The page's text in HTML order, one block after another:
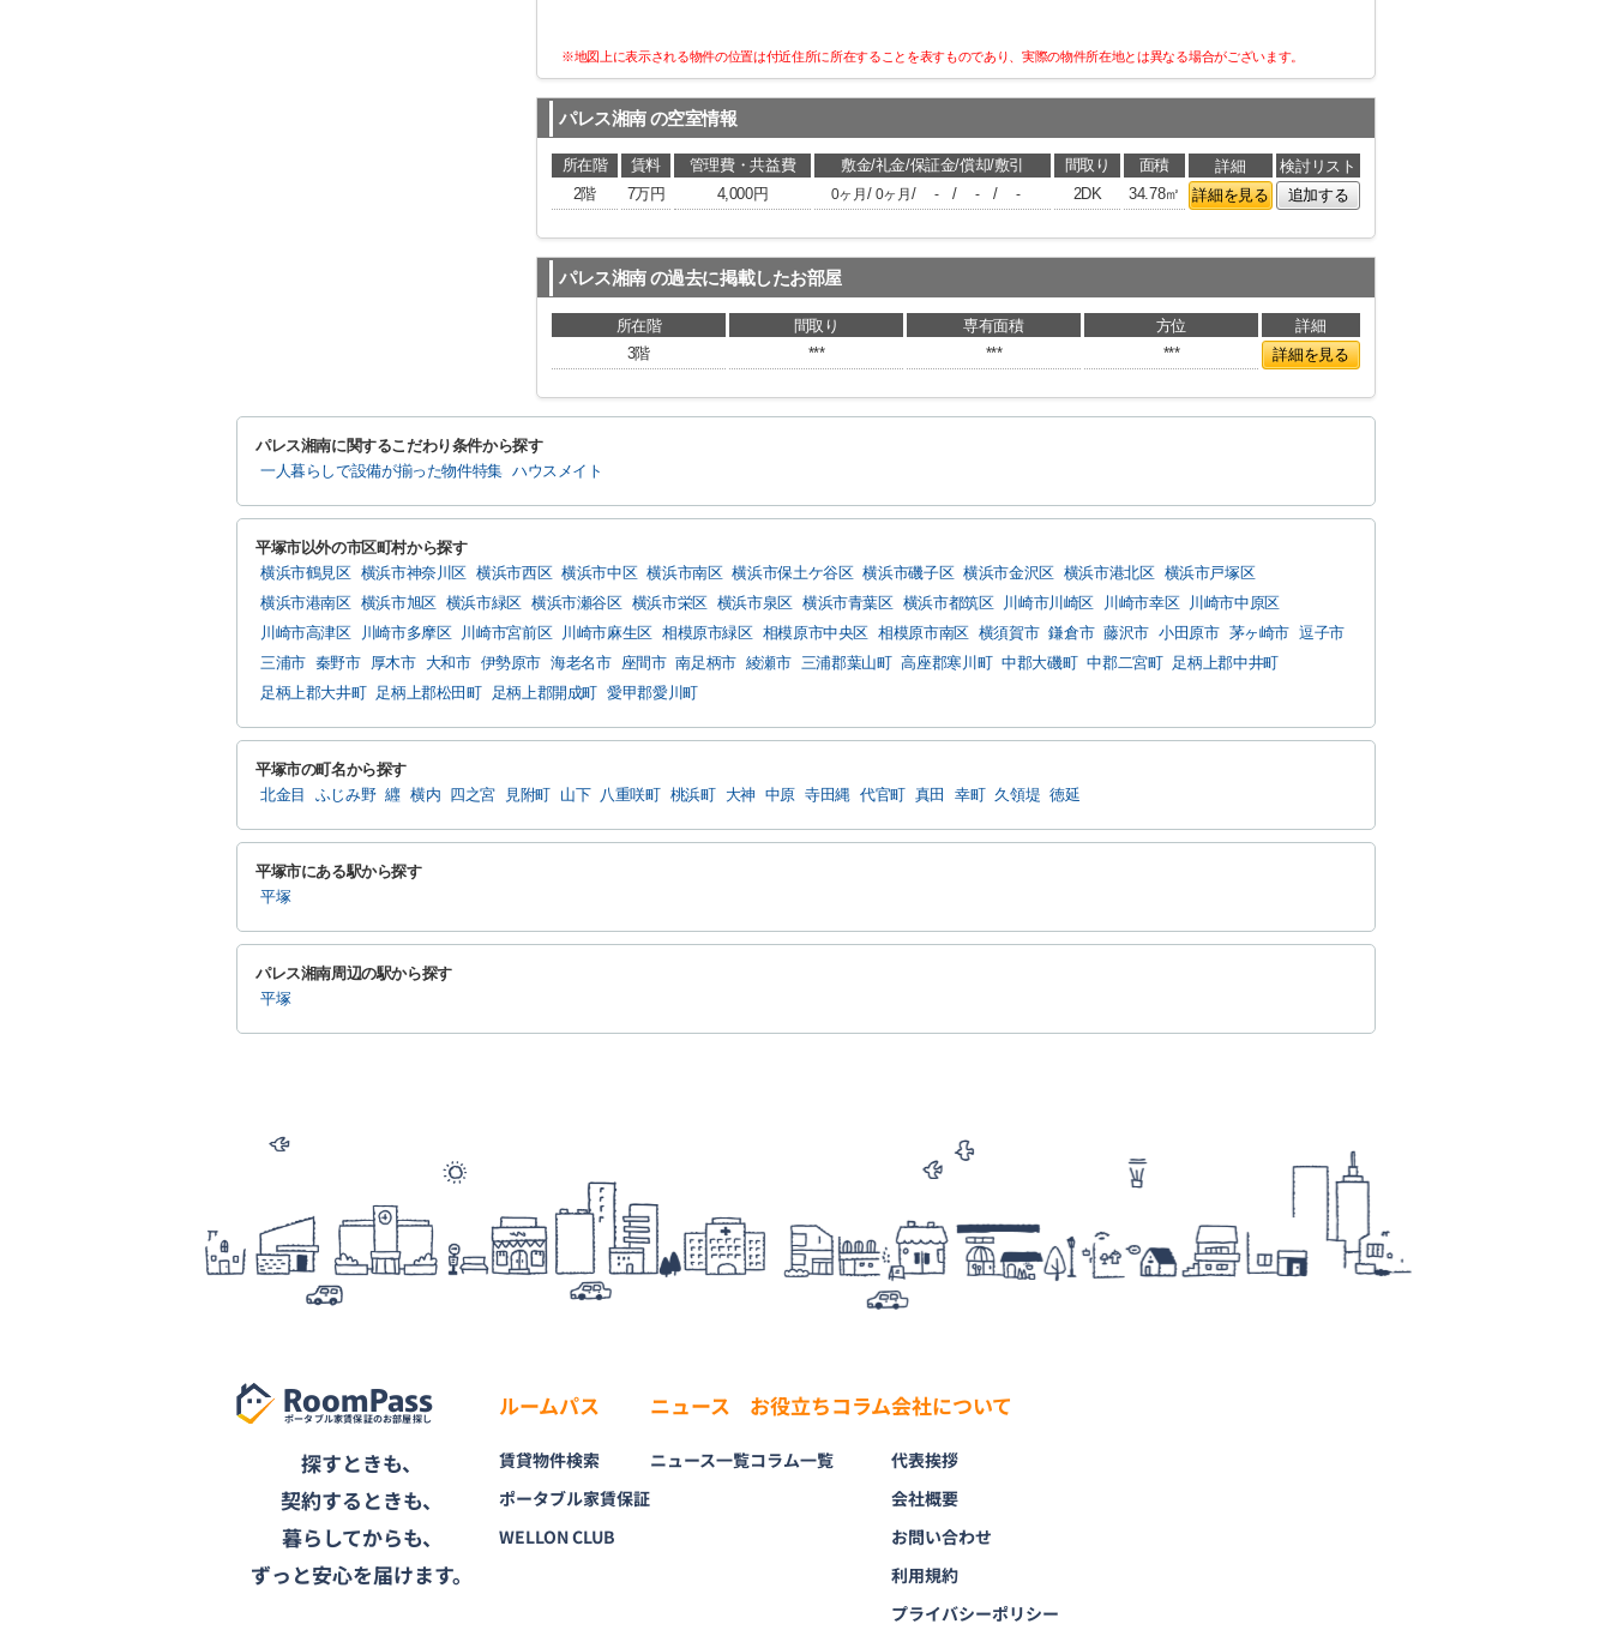
※地図上に表示される物件の位置は付近住所に所在することを表すものであり、実際の物件所在地とは異なる場合がございます。
パレス湘南の空室情報
所在階 賃料 管理費・共益費 敷金/礼金/保証金/償却/敷引 間取り 面積 詳細
検討リスト
2階
7万円 4,000円 0ヶ月/ 0ヶ月/ - / - / - 2DK 34.78㎡ 詳細を見る 追加する
パレス湘南の過去に掲載したお部屋
所在階 間取り 専有面積 方位
詳細
3階
*** *** *** 詳細を見る
パレス湘南に関するこだわり条件から探す
一人暮らしで設備が揃った物件特集 ハウスメイト
平塚市以外の市区町村から探す
横浜市鶴見区 横浜市神奈川区 横浜市西区 横浜市中区 横浜市南区 横浜市保土ケ谷区 横浜市磯子区 横浜市金沢区 横浜市港北区 横浜市戸塚区
横浜市港南区 横浜市旭区 横浜市緑区 横浜市瀬谷区 横浜市栄区 横浜市泉区 横浜市青葉区 横浜市都筑区 川崎市川崎区 川崎市幸区
川崎市中原区
川崎市高津区
川崎市多摩区 川崎市宮前区 川崎市麻生区 相模原市緑区 相模原市中央区 相模原市南区 横須賀市 鎌倉市 藤沢市 小田原市 茅ヶ崎市 逗子市
三浦市 秦野市 厚木市 大和市 伊勢原市 海老名市 座間市 南足柄市 綾瀬市 三浦郡葉山町 高座郡寒川町 中郡大磯町 中郡二宮町
足柄上郡中井町
足柄上郡大井町
足柄上郡松田町 足柄上郡開成町 愛甲郡愛川町
平塚市の町名から探す
北金目 ふじみ野 纒 横内 四之宮 見附町 山下 八重咲町 桃浜町 大神 中原 寺田縄 代官町 真田 幸町 久領堤 徳延
平塚市にある駅から探す
平塚
パレス湘南周辺の駅から探す
平塚
RoomPass
ポータブル家賃保証のお部屋探し
探すときも、
契約するときも、
暮らしてからも、
ずっと安心を届けます。
ルームパス
賃貸物件検索
ポータブル家賃保証
WELLON CLUB
ニュース
ニュース一覧
お役立ちコラム
コラム一覧
会社について
代表挨拶
会社概要
お問い合わせ
利用規約
プライバシーポリシー